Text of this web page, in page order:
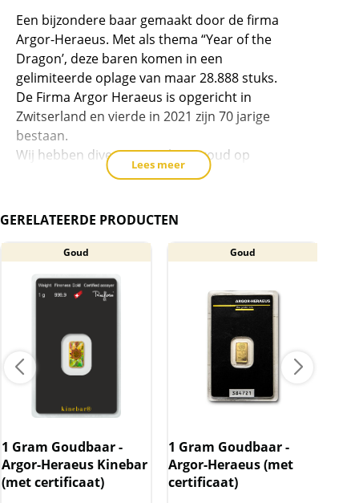
product
toe
voegen
Een bijzondere baar gemaakt door de firma
Argor-Heraeus. Met als thema “Year of the
Dragon’, deze baren komen in een
gelimiteerde oplage van maar 28.888 stuks.
De Firma Argor Heraeus is opgericht in
Zwitserland en vierde in 2021 zijn 70 jarige
bestaan.
Wij hebben diverse gewichten goud op
voorraad van Argor Heraeus van 1 gram t/m
Levering
De baren worden geleverd ingesealed geleverd
in het het ontwerp van een creditcard. Erg
mooi gepresenteerd. In elke baar is op de
achterkant een uniek serie nummer
gegraveerd. De creditcard kan krasjes
bevatten.
BTW
Goudbaren zijn vrijgesteld van btw.
Lees meer
GERELATEERDE PRODUCTEN
Goud
1 Gram Goudbaar -
Argor-Heraeus Kinebar
(met certificaat)
Goud
1 Gram Goudbaar -
Argor-Heraeus (met
certificaat)